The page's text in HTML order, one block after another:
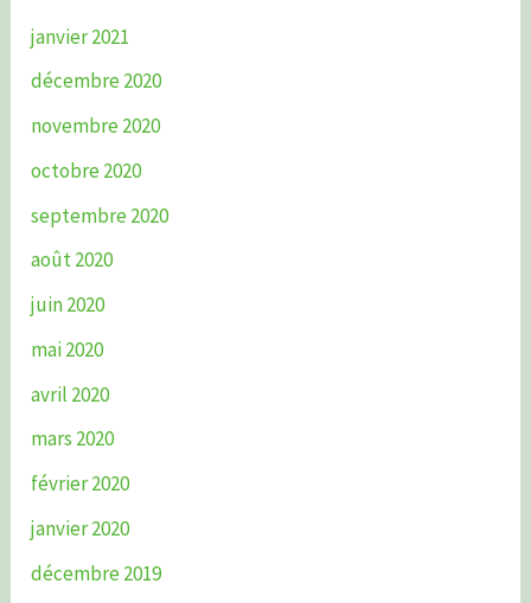
janvier 2021
décembre 2020
novembre 2020
octobre 2020
septembre 2020
août 2020
juin 2020
mai 2020
avril 2020
mars 2020
février 2020
janvier 2020
décembre 2019